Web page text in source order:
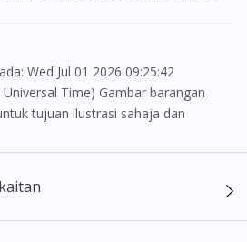
Time) Gambar barangan
tujuan ilustrasi sahaja dan
yang sebenar
para pengamal perubatan dan
kepada pengguna untuk